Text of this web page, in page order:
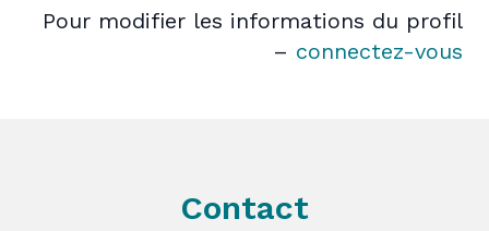
Pour modifier les informations du profil
– connectez-vous
Contact